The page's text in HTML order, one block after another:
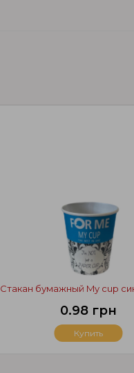
Стакан бумажный My cup
0.98 грн
Купить